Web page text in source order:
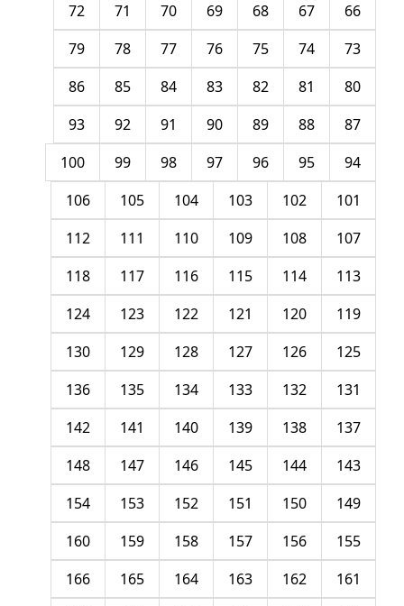
66
67
68
69
70
71
72
73
74
75
76
77
78
79
80
81
82
83
84
85
86
87
88
89
90
91
92
93
94
95
96
97
98
99
100
101
102
103
104
105
106
107
108
109
110
111
112
113
114
115
116
117
118
119
120
121
122
123
124
125
126
127
128
129
130
131
132
133
134
135
136
137
138
139
140
141
142
143
144
145
146
147
148
149
150
151
152
153
154
155
156
157
158
159
160
161
162
163
164
165
166